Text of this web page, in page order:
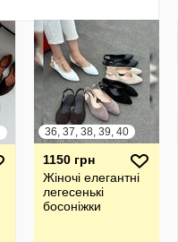
36, 37, 38, 39, 40
1150 грн
Жіночі елегантні
легесенькі
босоніжки